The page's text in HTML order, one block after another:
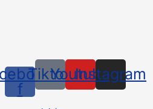
f
TiktokYoutube
Instagram